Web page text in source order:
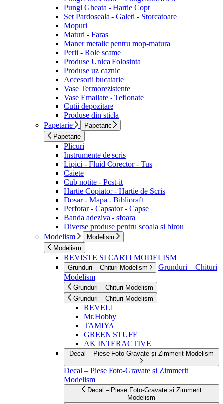
Pungi Gheata - Hartie Copt
Set Pardoseala - Galeti - Storcatoare
Mopuri
Maturi - Faras
Maner metalic pentru mop-matura
Perii - Role scame
Produse Unica Folosinta
Produse uz caznic
Accesorii bucatarie
Vase Termorezistente
Vase Emailate - Teflonate
Cutii depozitare
Produse din sticla
Papetarie
Papetarie
Papetarie
Plicuri
Instrumente de scris
Lipici - Fluid Corector - Tus
Caiete
Cub notite - Post-it
Hartie Copiator - Hartie de Scris
Dosar - Mapa - Biblioraft
Perfotar - Capsator - Capse
Banda adeziva - sfoara
Diverse produse pentru scoala si birou
Modelism
Modelism
Modelism
REVISTE SI CARTI MODELISM
Grunduri – Chituri Modelism
Grunduri – Chituri
Modelism
Grunduri – Chituri Modelism
Grunduri – Chituri Modelism
REVELL
Mr.Hobby
TAMIYA
GREEN STUFF
AK INTERACTIVE
Decal – Piese Foto-Gravate și Zimmerit Modelism
Decal – Piese Foto-Gravate și Zimmerit
Modelism
Decal – Piese Foto-Gravate și Zimmerit
Modelism